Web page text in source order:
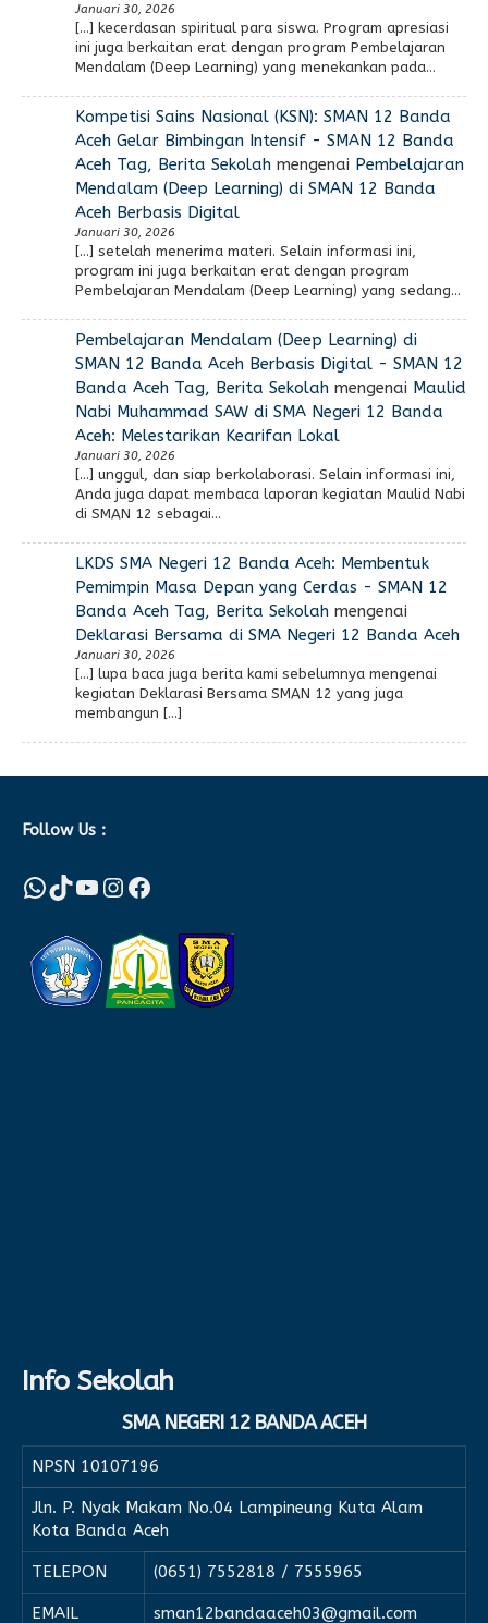
Januari 30, 2026
[…] kecerdasan spiritual para siswa. Program apresiasi
ini juga berkaitan erat dengan program Pembelajaran
Mendalam (Deep Learning) yang menekankan pada…
Kompetisi Sains Nasional (KSN): SMAN 12 Banda
Aceh Gelar Bimbingan Intensif - SMAN 12 Banda
Aceh Tag, Berita Sekolahmengenai Pembelajaran
Mendalam (Deep Learning) di SMAN 12 Banda
Aceh Berbasis Digital
Januari 30, 2026
[…] setelah menerima materi. Selain informasi ini,
program ini juga berkaitan erat dengan program
Pembelajaran Mendalam (Deep Learning) yang sedang…
Pembelajaran Mendalam (Deep Learning) di
SMAN 12 Banda Aceh Berbasis Digital - SMAN 12
Banda Aceh Tag, Berita Sekolahmengenai Maulid
Nabi Muhammad SAW di SMA Negeri 12 Banda
Aceh: Melestarikan Kearifan Lokal
Januari 30, 2026
[…] unggul, dan siap berkolaborasi. Selain informasi ini,
Anda juga dapat membaca laporan kegiatan Maulid Nabi
di SMAN 12 sebagai…
LKDS SMA Negeri 12 Banda Aceh: Membentuk
Pemimpin Masa Depan yang Cerdas - SMAN 12
Banda Aceh Tag, Berita Sekolahmengenai
Deklarasi Bersama di SMA Negeri 12 Banda Aceh
Januari 30, 2026
[…] lupa baca juga berita kami sebelumnya mengenai
kegiatan Deklarasi Bersama SMAN 12 yang juga
membangun […]
Follow Us :
WhatsApp
TikTok
YouTube
Instagram
Facebook
Info Sekolah
SMA NEGERI 12 BANDA ACEH
NPSN 10107196
Jln. P. Nyak Makam No.04 Lampineung Kuta Alam
Kota Banda Aceh
TELEPON (0651) 7552818 / 7555965
EMAIL sman12bandaaceh03@gmail.com